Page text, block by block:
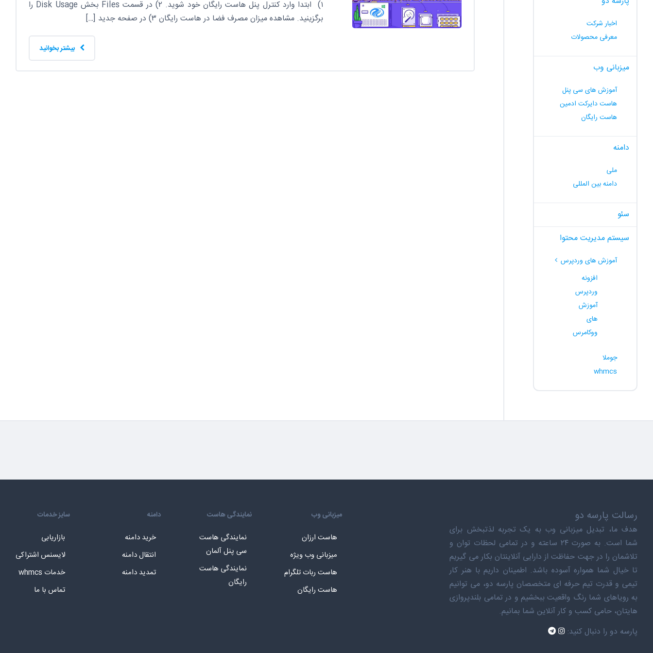
۱) ابتدا وارد کنترل پنل هاست رایگان خود شوید. ۲) در قسمت Files بخش Disk Usage را
برگزینید. مشاهده میزان مصرف فضا در هاست رایگان ۳) در صفحه جدید […]
اخبار شرکت
معرفی محصولات
میزبانی وب
آموزش های سی پنل
هاست دایرکت ادمین
هاست رایگان
دامنه
ملی
دامنه بین المللی
سئو
سیستم مدیریت محتوا
آموزش های وردپرس
افزونه
وردپرس
آموزش
های
ووکامرس
جوملا
whmcs
رسالت پارسه دو
هدف ما، تبدیل میزبانی وب به یک تجربه لذتبخش برای
شما است. به صورت ۲۴ ساعته و در تمامی لحظات توان و
تلاشمان را در جهت حفاظت از دارایی آنلاینتان بکار می گیریم
تا خیال شما همواره آسوده باشد. اطمینان داریم با هنر کار
تیمی و قدرت تیم حرفه ای متخصصان پارسه دو، می توانیم
به رویاهای شما رنگ واقعیت ببخشیم و در تمامی بلندپروازی
هایتان، حامی کسب و کار آنلاین شما بمانیم.
پارسه دو را دنبال کنید:
میزبانی وب
هاست ارزان
میزبانی وب ویژه
هاست ربات تلگرام
هاست رایگان
نمایندگی هاست
نمایندگی هاست
سی پنل آلمان
نمایندگی هاست
رایگان
دامنه
خرید دامنه
انتقال دامنه
تمدید دامنه
سایز خدمات
بازاریابی
لایسنس اشتراکی
خدمات whmcs
تماس با ما